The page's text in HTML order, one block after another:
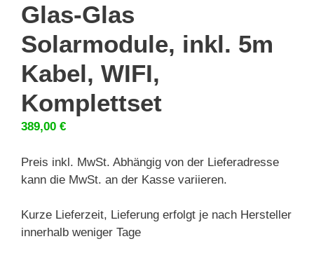
Glas-Glas
Solarmodule, inkl. 5m
Kabel, WIFI,
Komplettset
389,00 €
Preis inkl. MwSt. Abhängig von der Lieferadresse
kann die MwSt. an der Kasse variieren.
Kurze Lieferzeit, Lieferung erfolgt je nach Hersteller
innerhalb weniger Tage